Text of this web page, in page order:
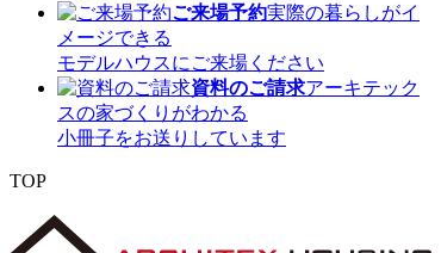
ご来場予約実際の暮らしがイ
メージできる
モデルハウスにご来場ください
資料のご請求アーキテック
スの家づくりがわかる
小冊子をお送りしています
TOP